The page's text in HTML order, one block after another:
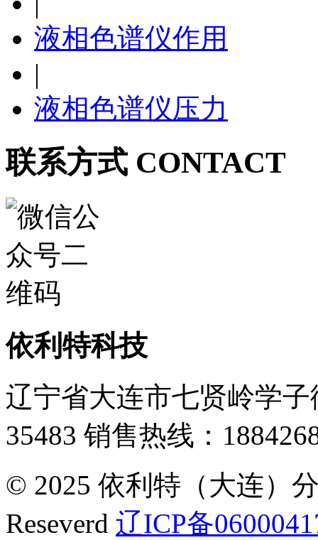
液相色谱仪作用
|
液相色谱仪压力
联系方式 CONTACT
依利特科技
辽宁省大连市七贤岭学子
35483 销售热线：
© 2025 依利特（大连）
Reseverd 辽ICP备